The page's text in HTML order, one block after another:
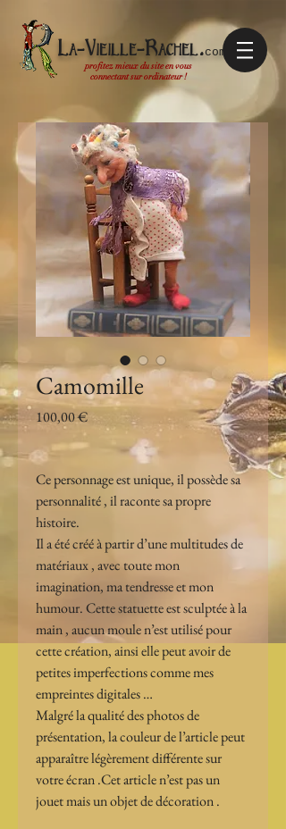
La-Vieille-Rachel.com
profitez mieux du site en vous
connectant sur ordinateur !
Camomille
100,00 €Prix
Ce personnage est unique, il possède sa
personnalité , il raconte sa propre
histoire.
Il a été créé à partir d’une multitudes de
matériaux , avec toute mon
imagination, ma tendresse et mon
humour. Cette statuette est sculptée à la
main , aucun moule n’est utilisé pour
cette création, ainsi elle peut avoir de
petites imperfections comme mes
empreintes digitales …
Malgré la qualité des photos de
présentation, la couleur de l’article peut
apparaître légèrement différente sur
votre écran .Cet article n’est pas un
jouet mais un objet de décoration .